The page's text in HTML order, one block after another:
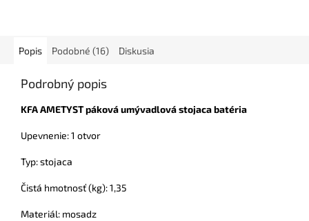
Popis Podobné (16) Diskusia
Podrobný popis
KFA AMETYST páková umývadlová stojaca batéria
Upevnenie: 1 otvor
Typ: stojaca
Čistá hmotnosť (kg): 1,35
Materiál: mosadz